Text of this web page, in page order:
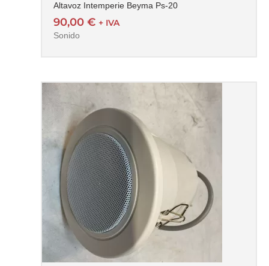
Altavoz Intemperie Beyma Ps-20
90,00€ + IVA
Sonido